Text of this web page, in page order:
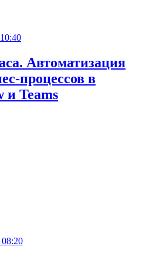
Автоматизация
процессов в
и Teams